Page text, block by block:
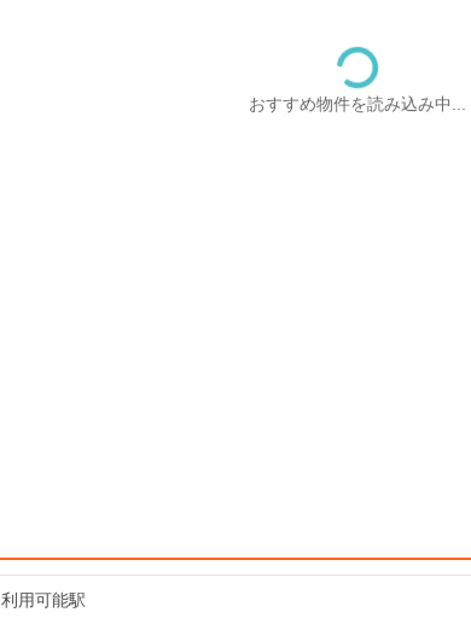
おすすめ物件を読み込み中...
利用可能駅